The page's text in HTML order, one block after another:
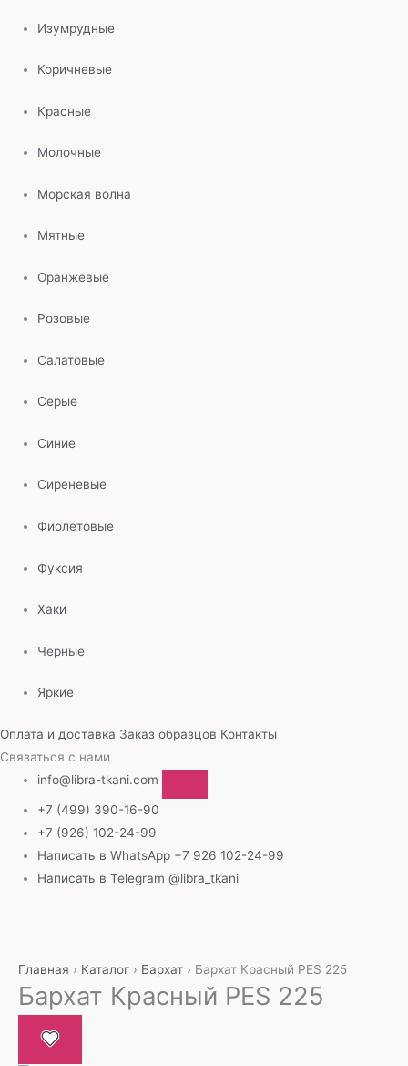
Изумрудные
Коричневые
Красные
Молочные
Морская волна
Мятные
Оранжевые
Розовые
Салатовые
Серые
Синие
Сиреневые
Фиолетовые
Фуксия
Хаки
Черные
Яркие
Оплата и доставка Заказ образцов Контакты
Связаться с нами
info@libra-tkani.com
+7 (499) 390-16-90
+7 (926) 102-24-99
Написать в WhatsApp +7 926 102-24-99
Написать в Telegram @libra_tkani
содержимому
Главная › Каталог › Бархат › Бархат Красный PES 225
Бархат Красный PES 225